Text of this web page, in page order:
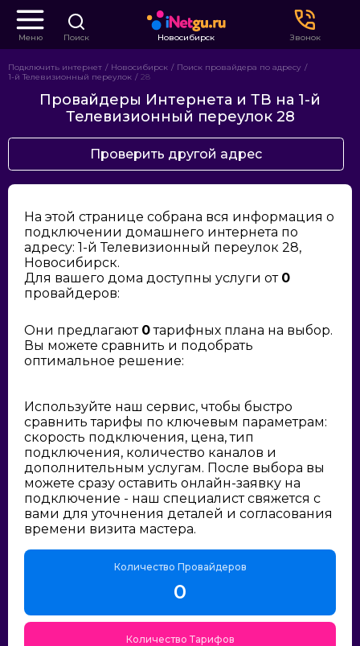
Меню Поиск Новосибирск Звонок
Подключить интернет Новосибирск
Поиск провайдера по адресу
1-й Телевизионный переулок
28
Провайдеры Интернета и ТВ на 1-й
Телевизионный переулок 28
Проверить другой адрес
На этой странице собрана вся информация о
подключении домашнего интернета по
адресу: 1-й Телевизионный переулок 28,
Новосибирск.
Для вашего дома доступны услуги от 0
провайдеров:
Они предлагают 0тарифных плана на выбор.
Вы можете сравнить и подобрать
оптимальное решение:
Используйте наш сервис, чтобы быстро
сравнить тарифы по ключевым параметрам:
скорость подключения, цена, тип
подключения, количество каналов и
дополнительным услугам. После выбора вы
можете сразу оставить онлайн-заявку на
подключение - наш специалист свяжется с
вами для уточнения деталей и согласования
времени визита мастера.
Количество Провайдеров
0
Количество Тарифов